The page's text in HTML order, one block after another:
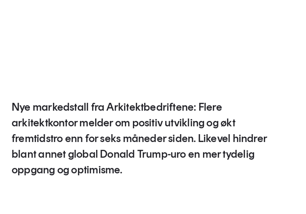
Nye markedstall fra Arkitektbedriftene: Flere
arkitektkontor melder om positiv utvikling og økt
fremtidstro enn for seks måneder siden. Likevel hindrer
blant annet global Donald Trump-uro en mer tydelig
oppgang og optimisme.